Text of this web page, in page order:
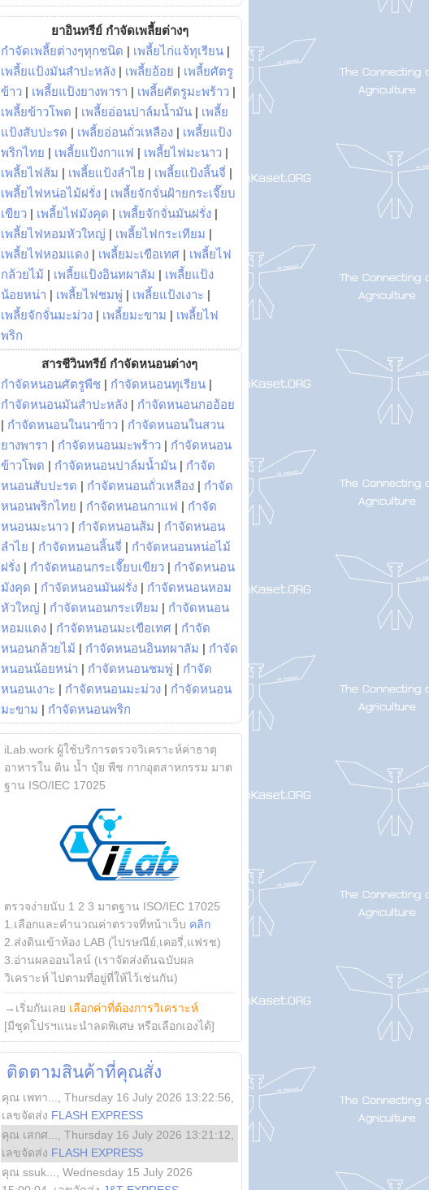
ยาอินทรีย์ กำจัดเพลี้ยต่างๆ
กำจัดเพลี้ยต่างๆทุกชนิด | เพลี้ยไก่แจ้ทุเรียน |
เพลี้ยแป้งมันสำปะหลัง | เพลี้ยอ้อย | เพลี้ยศัตรู
ข้าว | เพลี้ยแป้งยางพารา | เพลี้ยศัตรูมะพร้าว |
เพลี้ยข้าวโพด | เพลี้ยอ่อนปาล์มน้ำมัน | เพลี้ย
แป้งสับปะรด | เพลี้ยอ่อนถั่วเหลือง | เพลี้ยแป้ง
พริกไทย | เพลี้ยแป้งกาแฟ | เพลี้ยไฟมะนาว |
เพลี้ยไฟส้ม | เพลี้ยแป้งลำไย | เพลี้ยแป้งลิ้นจี่ |
เพลี้ยไฟหน่อไม้ฝรั่ง | เพลี้ยจักจั่นฝ้ายกระเจี๊ยบ
เขียว | เพลี้ยไฟมังคุด | เพลี้ยจักจั่นมันฝรั่ง |
เพลี้ยไฟหอมหัวใหญ่ | เพลี้ยไฟกระเทียม |
เพลี้ยไฟหอมแดง | เพลี้ยมะเขือเทศ | เพลี้ยไฟ
กล้วยไม้ | เพลี้ยแป้งอินทผาลัม | เพลี้ยแป้ง
น้อยหน่า | เพลี้ยไฟชมพู่ | เพลี้ยแป้งเงาะ |
เพลี้ยจักจั่นมะม่วง | เพลี้ยมะขาม | เพลี้ยไฟ
พริก
สารชีวินทรีย์ กำจัดหนอนต่างๆ
กำจัดหนอนศัตรูพืช | กำจัดหนอนทุเรียน |
กำจัดหนอนมันสำปะหลัง | กำจัดหนอนกออ้อย
| กำจัดหนอนในนาข้าว | กำจัดหนอนในสวน
ยางพารา | กำจัดหนอนมะพร้าว | กำจัดหนอน
ข้าวโพด | กำจัดหนอนปาล์มน้ำมัน | กำจัด
หนอนสับปะรด | กำจัดหนอนถั่วเหลือง | กำจัด
หนอนพริกไทย | กำจัดหนอนกาแฟ | กำจัด
หนอนมะนาว | กำจัดหนอนส้ม | กำจัดหนอน
ลำไย | กำจัดหนอนลิ้นจี่ | กำจัดหนอนหน่อไม้
ฝรั่ง | กำจัดหนอนกระเจี๊ยบเขียว | กำจัดหนอน
มังคุด | กำจัดหนอนมันฝรั่ง | กำจัดหนอนหอม
หัวใหญ่ | กำจัดหนอนกระเทียม | กำจัดหนอน
หอมแดง | กำจัดหนอนมะเขือเทศ | กำจัด
หนอนกล้วยไม้ | กำจัดหนอนอินทผาลัม | กำจัด
หนอนน้อยหน่า | กำจัดหนอนชมพู่ | กำจัด
หนอนเงาะ | กำจัดหนอนมะม่วง | กำจัดหนอน
มะขาม | กำจัดหนอนพริก
iLab.work ผู้ใช้บริการตรวจวิเคราะห์ค่าธาตุ
อาหารใน ดิน น้ำ ปุ๋ย พืช กากอุตสาหกรรม มาต
ฐาน ISO/IEC 17025
ตรวจง่ายนับ 1 2 3 มาตฐาน ISO/IEC 17025
1.เลือกและคำนวณค่าตรวจที่หน้าเว็บ คลิก
2.ส่งดินเข้าห้อง LAB (ไปรษณีย์,เคอรี่,แฟรช)
3.อ่านผลออนไลน์ (เราจัดส่งต้นฉบับผล
วิเคราะห์ ไปตามที่อยู่ที่ให้ไว้เช่นกัน)
→เริ่มกันเลย เลือกค่าที่ต้องการวิเคราะห์
[มีชุดโปรฯแนะนำลดพิเศษ หรือเลือกเองได้]
ติดตามสินค้าที่คุณสั่ง
คุณ เพทา... Thursday 16 July 2026 13:22:56
เลขจัดส่ง FLASH EXPRESS
คุณ เสกศ...
Thursday 16 July 2026 13:21:12
เลขจัดส่ง FLASH EXPRESS
คุณ ssuk...
Wednesday 15 July 2026